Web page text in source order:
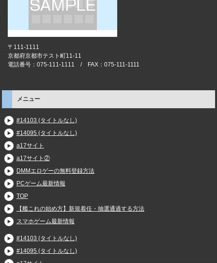
〒111-1111
京都府京都市テスト町11-11
電話番号：075-111-1111 / FAX：075-111-1111
メニュー
#14103 (タイトルなし)
#14095 (タイトルなし)
a17サイト
a17サイト②
DMMエロゲーの無料登録方法
PCゲーム最新情報
TOP
【艦これの始め方】新規着任・抽選通過する方法
スマホゲーム最新情報
#14103 (タイトルなし)
#14095 (タイトルなし)